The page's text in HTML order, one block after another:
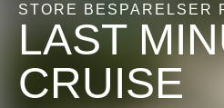
STORE BESPARELSER
LAST
CRUISE